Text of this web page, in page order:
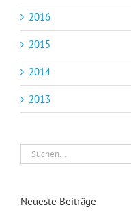
2016
2015
2014
2013
Suche
nach:
Neueste Beiträge